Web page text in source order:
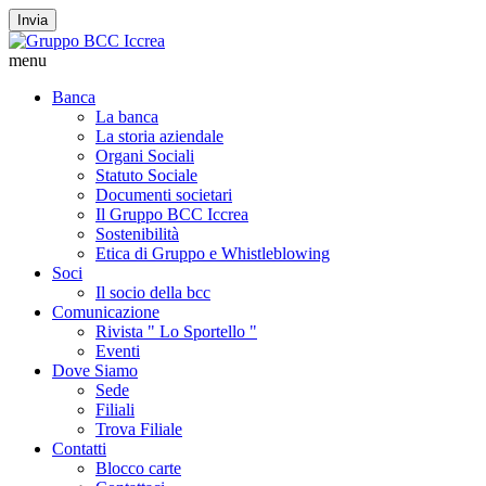
Invia
menu
Banca
La banca
La storia aziendale
Organi Sociali
Statuto Sociale
Documenti societari
Il Gruppo BCC Iccrea
Sostenibilità
Etica di Gruppo e Whistleblowing
Soci
Il socio della bcc
Comunicazione
Rivista " Lo Sportello "
Eventi
Dove Siamo
Sede
Filiali
Trova Filiale
Contatti
Blocco carte